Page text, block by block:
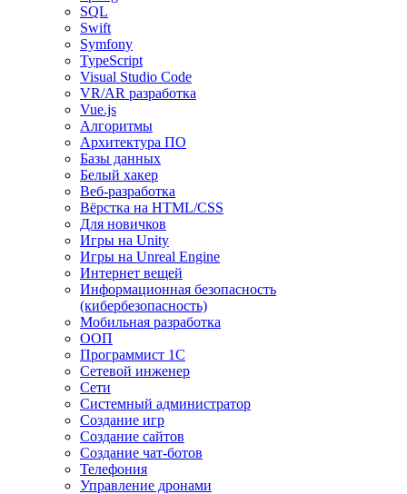
SQL
Swift
Symfony
TypeScript
Visual Studio Code
VR/AR разработка
Vue.js
Алгоритмы
Архитектура ПО
Базы данных
Белый хакер
Веб-разработка
Вёрстка на HTML/CSS
Для новичков
Игры на Unity
Игры на Unreal Engine
Интернет вещей
Информационная безопасность
(кибербезопасность)
Мобильная разработка
ООП
Программист 1С
Сетевой инженер
Сети
Системный администратор
Создание игр
Создание сайтов
Создание чат-ботов
Телефония
Управление дронами